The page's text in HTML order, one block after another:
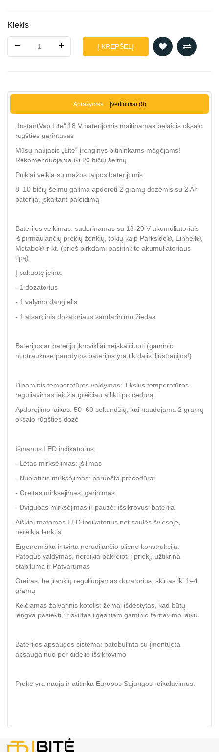
Kiekis
Į KREPŠELĮ
Aprašymas Įvertinimai (0)
„InstantVap Lite“ 18 V baterijomis maitinamas belaidis oksalo
rūgšties garintuvas
Mūsų naujasis „Lite“ įrenginys bitininkams mėgėjams!
Rekomenduojama iki 20 bičių šeimų
Puikiai veikia su mažos talpos baterijomis
8–10 bičių šeimų galima apdoroti 2 gramų dozėmis su 2 Ah
baterija, įskaitant paleidimą
Baterijos veikimas: suderinamas su 18-20 V akumuliatoriais
iš pirmaujančių prekių ženklų, tokių kaip Parkside®, Einhell®,
Metabo® ir kt. (prieš pirkdami pasirinkite akumuliatoriaus
tipą).
Į pakuotę įeina:
- 1 dozatorius
- 1 valymo dangtelis
- 1 atsarginis dozatoriaus sandarinimo žiedas
Baterijos ar baterijų įkrovikliai neįskaičiuoti (gaminio
nuotraukose parodytos baterijos yra tik dalis iliustracijos!)
Dinaminis temperatūros valdymas: Tikslus temperatūros
reguliavimas leidžia greičiau atlikti procedūrą
Apdorojimo laikas: 50–60 sekundžių, kai naudojama 2 gramų
oksalo rūgšties dozė
Išmanus LED indikatorius:
- Lėtas mirksėjimas: įšilimas
- Nuolatinis mirksėjimas: paruošta procedūrai
- Greitas mirksėjimas: garinimas
- Dvigubas mirksėjimas ir pauzė: išsikrovusi baterija
Aiškiai matomas LED indikatorius net saulės šviesoje,
nereikia lenktis
Ergonomiška ir tvirta nerūdijančio plieno konstrukcija:
Patogus valdymas, nereikia pakreipti į priekį, užtikrina
stabilumą ir Patvarumas
Greitas, be įrankių reguliuojamas dozatorius, skirtas iki 1–4
gramų
Keičiamas žalvarinis kotelis: žemai išdėstytas, kad būtų
lengva pasiekti, ir skirtas ilgesniam gaminio tarnavimo laikui
Baterijos apsaugos sistema: patobulinta su įmontuota
apsauga nuo per didelio išsikrovimo
Prekė yra nauja ir atitinka Europos Sąjungos reikalavimus.